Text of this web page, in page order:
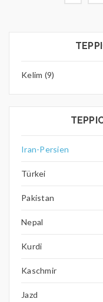
Kelim (9)
Iran-Persien
Türkei
Pakistan
Nepal
Kurdi
Kaschmir
Jazd